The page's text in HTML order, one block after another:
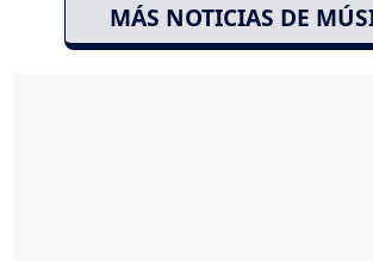
MÁS NOTICIAS DE